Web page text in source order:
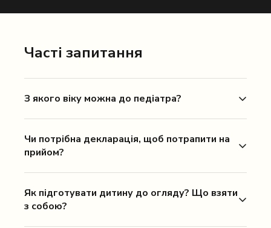
Часті запитання
З якого віку можна до педіатра?
Чи потрібна декларація, щоб потрапити на
прийом?
Як підготувати дитину до огляду? Що взяти
з собою?